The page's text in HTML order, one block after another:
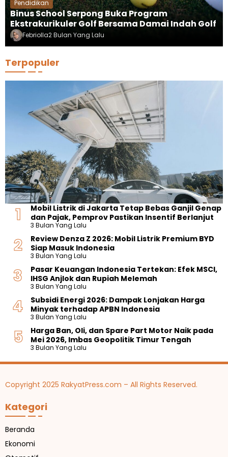
Pendidikan
Binus School Serpong Buka Program
Ekstrakurikuler Golf Bersama Damai Indah Golf
Febriolla2 Bulan Yang Lalu
Terpopuler
Mobil Listrik di Jakarta Tetap Bebas Ganjil Genap
dan Pajak, Pemprov Pastikan Insentif Berlanjut
3 Bulan Yang Lalu
Review Denza Z 2026: Mobil Listrik Premium BYD
Siap Masuk Indonesia
3 Bulan Yang Lalu
Pasar Keuangan Indonesia Tertekan: Efek MSCI,
IHSG Anjlok dan Rupiah Melemah
3 Bulan Yang Lalu
Subsidi Energi 2026: Dampak Lonjakan Harga
Minyak terhadap APBN Indonesia
3 Bulan Yang Lalu
Harga Ban, Oli, dan Spare Part Motor Naik pada
Mei 2026, Imbas Geopolitik Timur Tengah
3 Bulan Yang Lalu
Copyright 2025 RakyatPress.com – All Rights Reserved.
Kategori
Beranda
Ekonomi